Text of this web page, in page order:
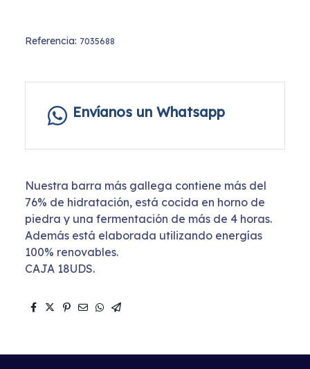
Referencia: 7035688
Envíanos un Whatsapp
Nuestra barra más gallega contiene más del
76% de hidratación, está cocida en horno de
piedra y una fermentación de más de 4 horas.
Además está elaborada utilizando energías
100% renovables.
CAJA 18UDS.